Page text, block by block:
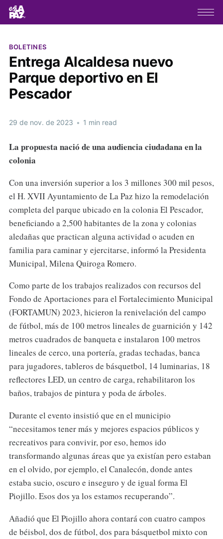
BOLETINES
Entrega Alcaldesa nuevo
Parque deportivo en El
Pescador
29 de nov. de 2023 • 1 min read
La propuesta nació de una audiencia ciudadana en la
colonia
Con una inversión superior a los 3 millones 300 mil pesos,
el H. XVII Ayuntamiento de La Paz hizo la remodelación
completa del parque ubicado en la colonia El Pescador,
beneficiando a 2,500 habitantes de la zona y colonias
aledañas que practican alguna actividad o acuden en
familia para caminar y ejercitarse, informó la Presidenta
Municipal, Milena Quiroga Romero.
Como parte de los trabajos realizados con recursos del
Fondo de Aportaciones para el Fortalecimiento Municipal
(FORTAMUN) 2023, hicieron la renivelación del campo
de fútbol, más de 100 metros lineales de guarnición y 142
metros cuadrados de banqueta e instalaron 100 metros
lineales de cerco, una portería, gradas techadas, banca
para jugadores, tableros de básquetbol, 14 luminarias, 18
reflectores LED, un centro de carga, rehabilitaron los
baños, trabajos de pintura y poda de árboles.
Durante el evento insistió que en el municipio
“necesitamos tener más y mejores espacios públicos y
recreativos para convivir, por eso, hemos ido
transformando algunas áreas que ya existían pero estaban
en el olvido, por ejemplo, el Canalecón, donde antes
estaba sucio, oscuro e inseguro y de igual forma El
Piojillo. Esos dos ya los estamos recuperando”.
Añadió que El Piojillo ahora contará con cuatro campos
de béisbol, dos de fútbol, dos para básquetbol mixto con